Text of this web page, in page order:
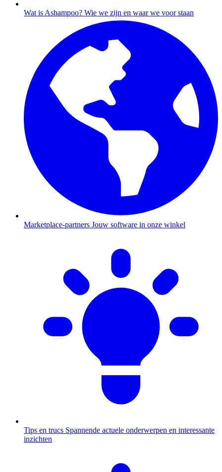
Wat is Ashampoo? Wie we zijn en waar we voor staan
Marketplace-partners Jouw software in onze winkel
Tips en trucs Spannende actuele onderwerpen en interessante
inzichten